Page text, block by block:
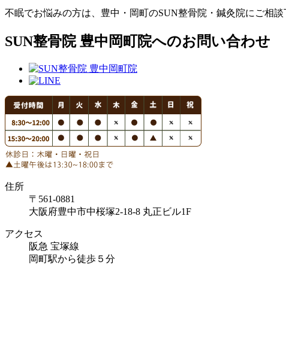
不眠でお悩みの方は、豊中・岡町のSUN整骨院・鍼灸院にご相談
SUN整骨院 豊中岡町院へのお問い合わせ
住所
〒561-0881
大阪府豊中市中桜塚2-18-8 丸正ビル1F
アクセス
阪急 宝塚線
岡町駅から徒歩５分